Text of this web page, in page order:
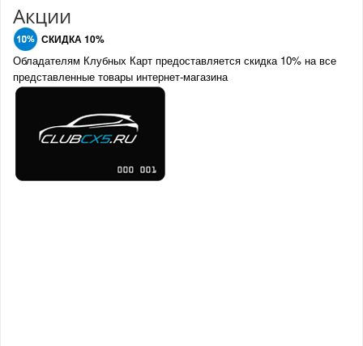
Акции
СКИДКА 10%
Обладателям Клубных Карт предоставляется скидка 10% на все
представленные товары интернет-магазина